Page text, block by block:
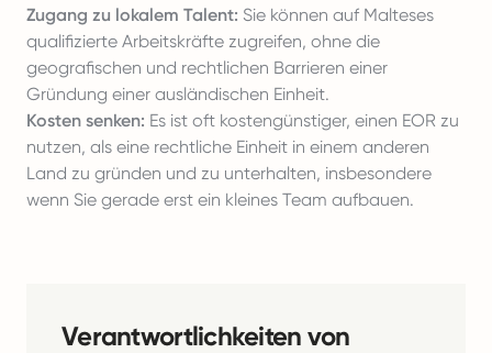
Zugang zu lokalem Talent: Sie können auf Malteses
qualifizierte Arbeitskräfte zugreifen, ohne die
geografischen und rechtlichen Barrieren einer
Gründung einer ausländischen Einheit.
Kosten senken: Es ist oft kostengünstiger, einen EOR zu
nutzen, als eine rechtliche Einheit in einem anderen
Land zu gründen und zu unterhalten, insbesondere
wenn Sie gerade erst ein kleines Team aufbauen.
Verantwortlichkeiten von